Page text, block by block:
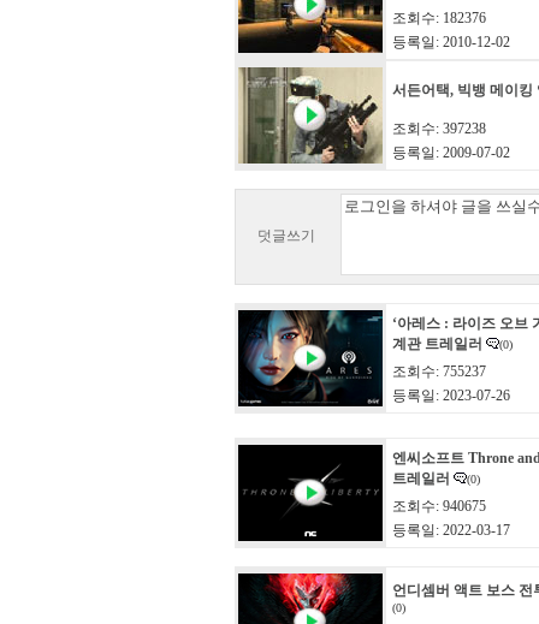
조회수: 182376
등록일: 2010-12-02
서든어택, 빅뱅 메이킹
조회수: 397238
등록일: 2009-07-02
덧글쓰기
‘아레스 : 라이즈 오브
계관 트레일러
(0)
조회수: 755237
등록일: 2023-07-26
엔씨소프트 Throne
트레일러
(0)
조회수: 940675
등록일: 2022-03-17
언디셈버 액트 보스 전
(0)